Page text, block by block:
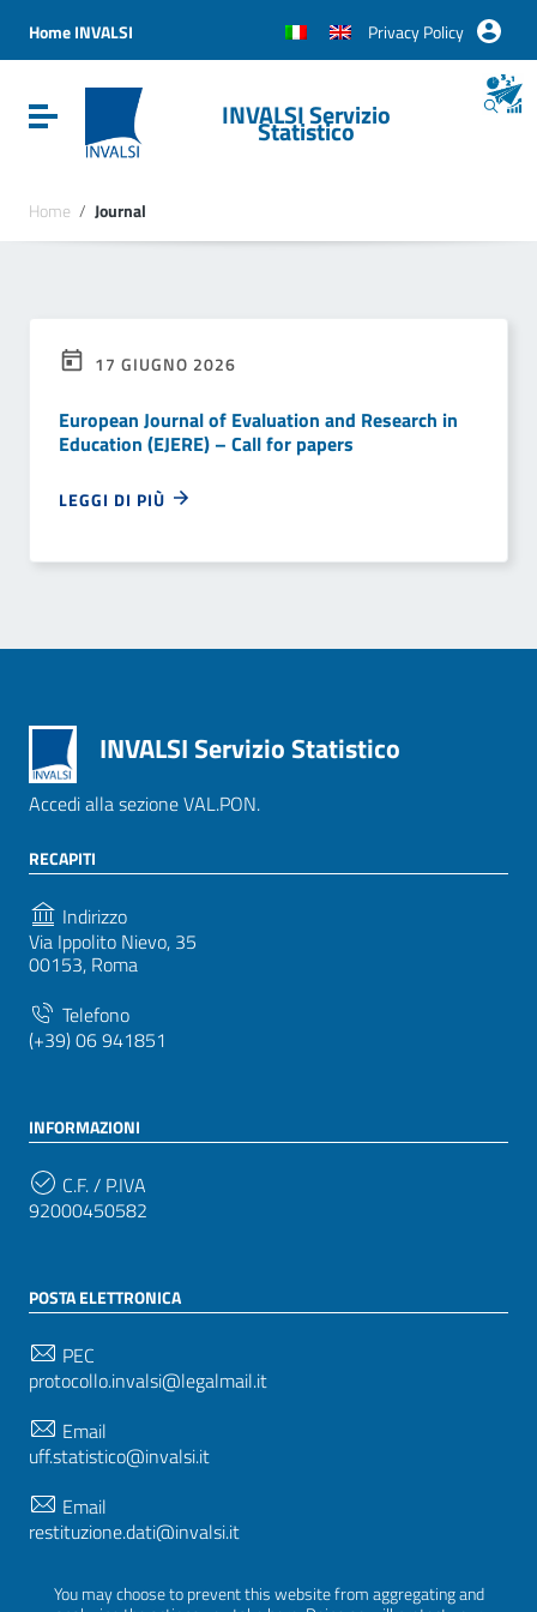
You may choose to prevent this website from aggregating and
Vai al menu di navigazione
Vai al footer
Home INVALSI Privacy Policy
Attiva / disattiva la navigazioneINVALSI Servizio
Statistico
Home / Journal
17 GIUGNO 2026
European Journal of Evaluation and Research in
Education (EJERE) – Call for papers
LEGGI DI PIÙ
INVALSI Servizio Statistico
Accedi alla sezione VAL.PON.
RECAPITI
Indirizzo
Via Ippolito Nievo, 35
00153, Roma
Telefono
(+39) 06 941851
INFORMAZIONI
C.F. / P.IVA
92000450582
POSTA ELETTRONICA
PEC
protocollo.invalsi@legalmail.it
Email
uff.statistico@invalsi.it
Email
restituzione.dati@invalsi.it